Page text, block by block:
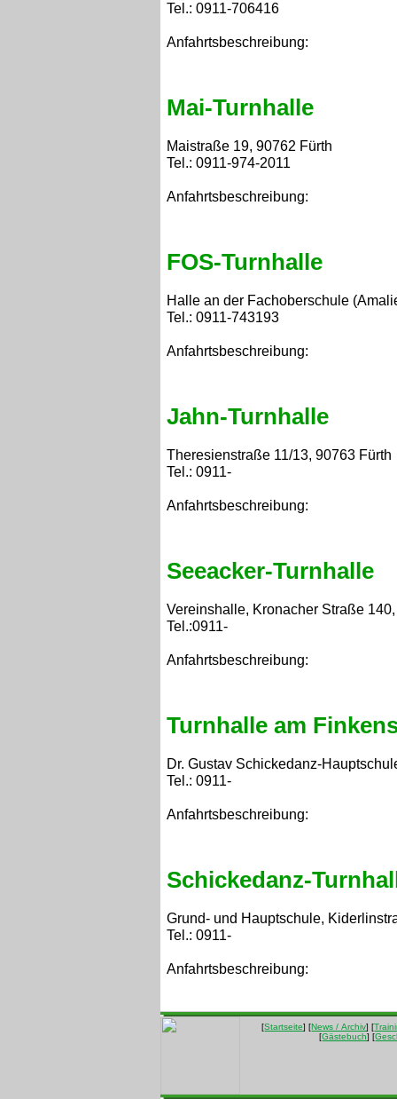
Tel.: 0911-706416
Anfahrtsbeschreibung:
Mai-Turnhalle
Maistraße 19, 90762 Fürth
Tel.: 0911-974-2011
Anfahrtsbeschreibung:
FOS-Turnhalle
Halle an der Fachoberschule
Tel.: 0911-743193
Anfahrtsbeschreibung:
Jahn-Turnhalle
Theresienstraße 11/13, 90763 Fürth
Tel.: 0911-
Anfahrtsbeschreibung:
Seeacker-Turnhalle
Vereinshalle, Kronacher Straße
Tel.:0911-
Anfahrtsbeschreibung:
Turnhalle am
Dr. Gustav Schickedanz-
Tel.: 0911-
Anfahrtsbeschreibung:
Schickedanz-
Grund- und Hauptschule,
Tel.: 0911-
Anfahrtsbeschreibung:
[Startseite] [News / Archiv] [
[Gästebuch] [